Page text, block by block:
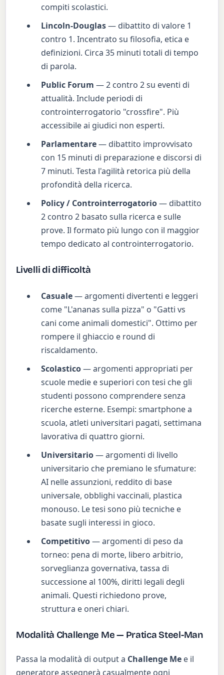
compiti scolastici.
Lincoln-Douglas— dibattito di valore 1
contro 1. Incentrato su filosofia, etica e
definizioni. Circa 35 minuti totali di tempo
di parola.
Public Forum — 2 contro 2 su eventi di
attualità. Include periodi di
controinterrogatorio "crossfire". Più
accessibile ai giudici non esperti.
Parlamentare— dibattito improvvisato
con 15 minuti di preparazione e discorsi di
7 minuti. Testa l'agilità retorica più della
profondità della ricerca.
Policy / Controinterrogatorio— dibattito
2 contro 2 basato sulla ricerca e sulle
prove. Il formato più lungo con il maggior
tempo dedicato al controinterrogatorio.
Livelli di difficoltà
Casuale— argomenti divertenti e leggeri
come "L'ananas sulla pizza" o "Gatti vs
cani come animali domestici". Ottimo per
rompere il ghiaccio e round di
riscaldamento.
Scolastico— argomenti appropriati per
scuole medie e superiori con tesi che gli
studenti possono comprendere senza
ricerche esterne. Esempi: smartphone a
scuola, atleti universitari pagati, settimana
lavorativa di quattro giorni.
Universitario— argomenti di livello
universitario che premiano le sfumature:
AI nelle assunzioni, reddito di base
universale, obblighi vaccinali, plastica
monouso. Le tesi sono più tecniche e
basate sugli interessi in gioco.
Competitivo— argomenti di peso da
torneo: pena di morte, libero arbitrio,
sorveglianza governativa, tassa di
successione al 100%, diritti legali degli
animali. Questi richiedono prove,
struttura e oneri chiari.
Modalità Challenge Me — Pratica Steel-Man
Passa la modalità di output a Challenge Me e il
generatore assegnerà casualmente ogni